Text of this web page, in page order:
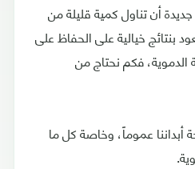
أن تناول كمية قليلة من
بنتائج خيالية على الحفاظ على
الدموية، فكم نحتاج من
أبداننا عموماً، وخاصة كل ما